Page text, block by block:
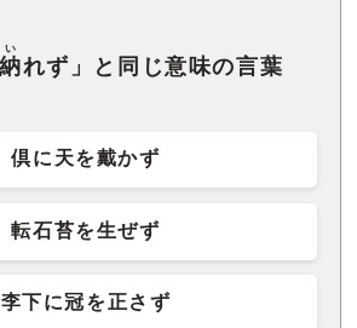
納
い
れず」と同じ意味の言葉
倶に天を戴かず
転石苔を生ぜず
李下に冠を正さず